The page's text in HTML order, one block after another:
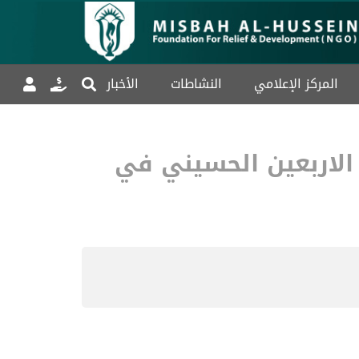
المركز الإعلامي النشاطات الأخبار
الحسيني في